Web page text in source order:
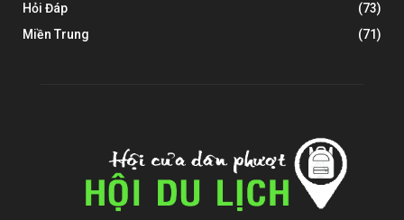
Hỏi Đáp
(73)
Miền Trung
(71)